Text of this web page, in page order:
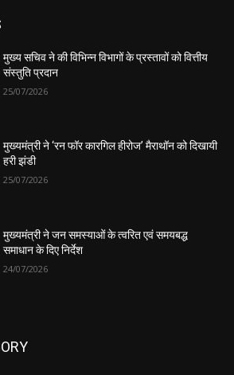
मुख्य सचिव ने की विभिन्न विभागों के प्रस्तावों को वित्तीय
संस्तुति प्रदान
25/07/2026
मुख्यमंत्री ने ‘रन फॉर कारगिल हीरोज’ मैराथॉन को दिखायी
हरी झंडी
25/07/2026
मुख्यमंत्री ने जन समस्याओं के त्वरित एवं समयबद्ध
समाधान के दिए निर्देश
24/07/2026